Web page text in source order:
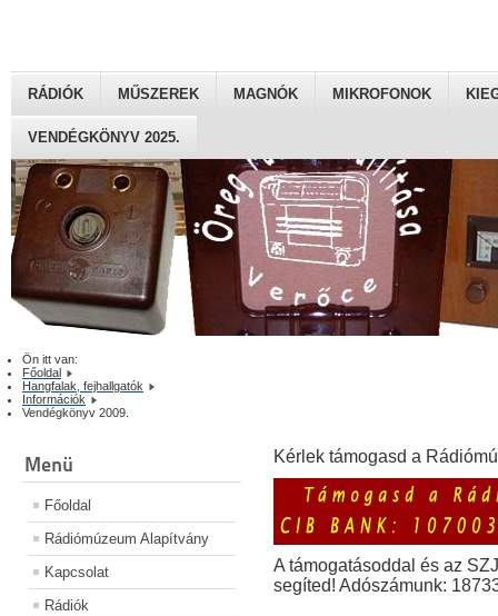
RÁDIÓK MŰSZEREK MAGNÓK MIKROFONOK
VENDÉGKÖNYV 2025.
Ön itt van:
Főoldal
Hangfalak, fejhallgatók
Információk
Vendégkönyv 2009.
Menü
Főoldal
Rádiómúzeum Alapítvány
Kapcsolat
Rádiók
Kérlek támogasd a
A támogatásoddal és az
segíted! Adószámunk: